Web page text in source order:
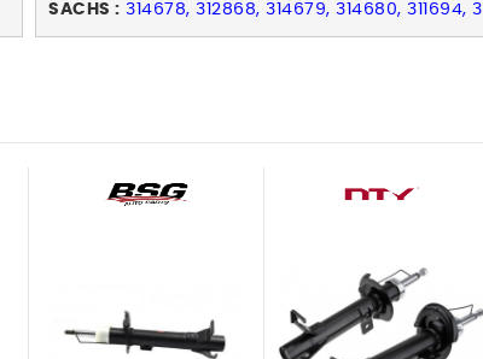
SACHS : 314678, 312868, 314679, 314680, 311694,